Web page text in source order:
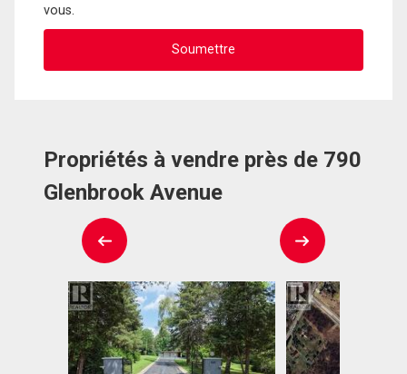
vous.
Propriétés à vendre près de 790
Glenbrook Avenue